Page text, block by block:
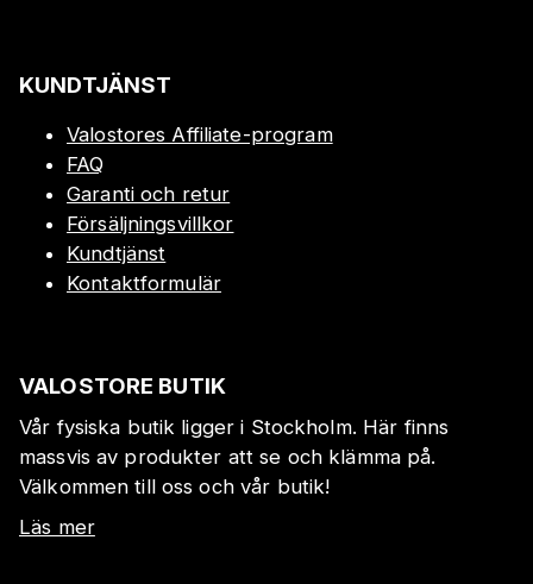
KUNDTJÄNST
Valostores Affiliate-program
FAQ
Garanti och retur
Försäljningsvillkor
Kundtjänst
Kontaktformulär
VALOSTORE BUTIK
Vår fysiska butik ligger i Stockholm. Här finns
massvis av produkter att se och klämma på.
Välkommen till oss och vår butik!
Läs mer